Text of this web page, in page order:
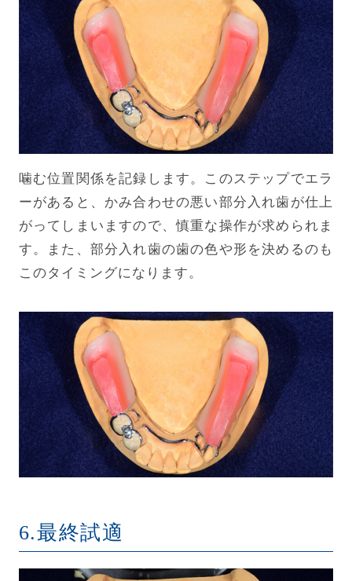
噛む位置関係を記録します。このステップでエラ
ーがあると、かみ合わせの悪い部分入れ歯が仕上
がってしまいますので、慎重な操作が求められま
す。また、部分入れ歯の歯の色や形を決めるのも
このタイミングになります。
6.最終試適